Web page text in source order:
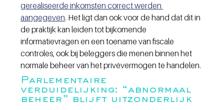
gerealiseerde inkomsten correct werden
aangegeven. Het ligt dan ook voor de hand dat dit in
de praktijk kan leiden tot bijkomende
informatievragen en een toename van fiscale
controles, ook bij beleggers die menen binnen het
normale beheer van het privévermogen te handelen.
Parlementaire
verduidelijking: “abnormaal
beheer” blijft uitzonderlijk